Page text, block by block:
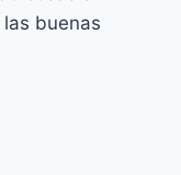
buenas